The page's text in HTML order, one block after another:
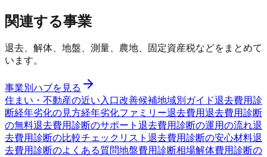
関連する事業
退去、解体、地盤、測量、農地、固定資産税などをまとめて
います。
事業別ハブを見る
住まい・不動産の近い入口改善候補地域別ガイド退去費用診
断経年劣化の見方経年劣化ファミリー退去費用退去費用診断
の無料退去費用診断のサポート 退去費用診断の運用の流れ退
去費用診断の比較チェックリスト 退去費用診断の安心材料退
去費用診断のよくある質問地盤費用診断相場解体費用診断の